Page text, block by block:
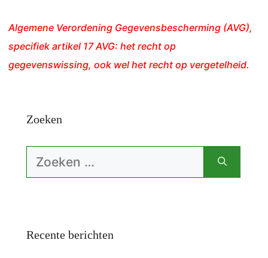
Algemene Verordening Gegevensbescherming (AVG),
specifiek artikel 17 AVG: het recht op
gegevenswissing, ook wel het recht op vergetelheid.
Zoeken
Zoek
Recente berichten